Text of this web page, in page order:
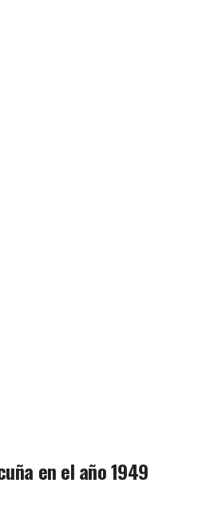
en el año 1949